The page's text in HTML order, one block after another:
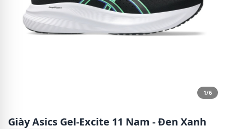
1/6
Giày Asics Gel-Excite 11 Nam - Đen Xanh